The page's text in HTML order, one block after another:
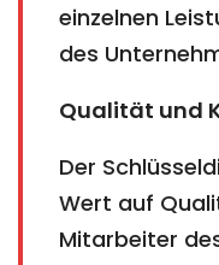
einzelnen
des
Qualität und
Der
Wert auf
Mitarbeiter